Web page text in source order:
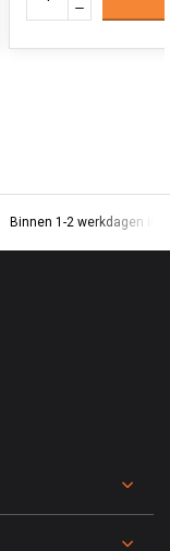
Binnen 1-2 werkdagen in